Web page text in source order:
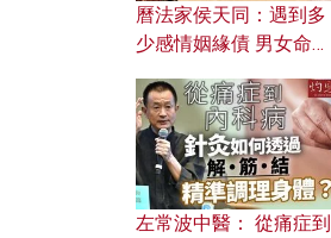
曆法家侯天同：遇到多
少感情姻緣債 男女命途
的七情六欲？
左常波中醫： 從痛症到